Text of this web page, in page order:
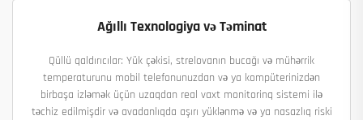
Ağıllı Texnologiya və Təminat
Qüllü qaldırıcılar: Yük çəkisi, strelovanın bucağı və mühərrik
temperaturunu mobil telefonunuzdan və ya kompüterinizdən
birbaşa izləmək üçün uzaqdan real vaxt monitorinq sistemi ilə
təchiz edilmişdir və avadanlıqda aşırı yüklənmə və ya nasazlıq riski